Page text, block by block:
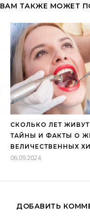
ВАМ ТАКЖЕ МОЖЕТ
СКОЛЬКО ЛЕТ
ТАЙНЫ И ФАКТЫ О
ВЕЛИЧЕСТВЕННЫХ
06.09.2024
ДОБАВИТЬ